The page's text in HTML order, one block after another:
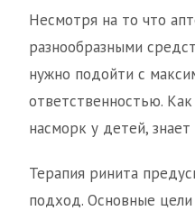
Несмотря на то что
разнообразными
нужно подойти с
ответственностью.
насморк у детей, знает
Терапия ринита
подход. Основные